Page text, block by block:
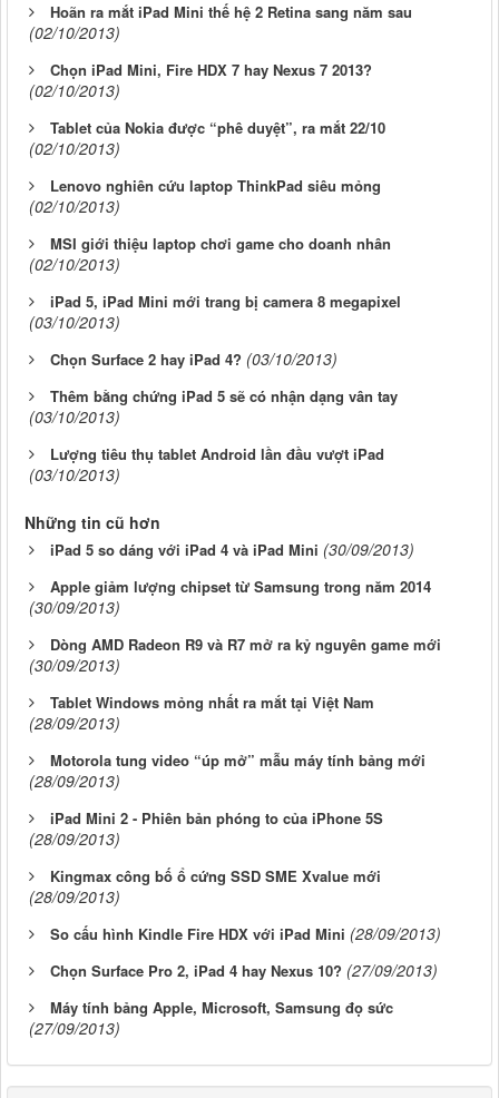
Hoãn ra mắt iPad Mini thế hệ 2 Retina sang năm sau
(02/10/2013)
Chọn iPad Mini, Fire HDX 7 hay Nexus 7 2013?
(02/10/2013)
Tablet của Nokia được “phê duyệt”, ra mắt 22/10
(02/10/2013)
Lenovo nghiên cứu laptop ThinkPad siêu mỏng
(02/10/2013)
MSI giới thiệu laptop chơi game cho doanh nhân
(02/10/2013)
iPad 5, iPad Mini mới trang bị camera 8 megapixel
(03/10/2013)
Chọn Surface 2 hay iPad 4? (03/10/2013)
Thêm bằng chứng iPad 5 sẽ có nhận dạng vân tay
(03/10/2013)
Lượng tiêu thụ tablet Android lần đầu vượt iPad
(03/10/2013)
Những tin cũ hơn
iPad 5 so dáng với iPad 4 và iPad Mini (30/09/2013)
Apple giảm lượng chipset từ Samsung trong năm 2014
(30/09/2013)
Dòng AMD Radeon R9 và R7 mở ra kỷ nguyên game mới
(30/09/2013)
Tablet Windows mỏng nhất ra mắt tại Việt Nam
(28/09/2013)
Motorola tung video “úp mở” mẫu máy tính bảng mới
(28/09/2013)
iPad Mini 2 - Phiên bản phóng to của iPhone 5S
(28/09/2013)
Kingmax công bố ổ cứng SSD SME Xvalue mới
(28/09/2013)
So cấu hình Kindle Fire HDX với iPad Mini (28/09/2013)
Chọn Surface Pro 2, iPad 4 hay Nexus 10? (27/09/2013)
Máy tính bảng Apple, Microsoft, Samsung đọ sức
(27/09/2013)